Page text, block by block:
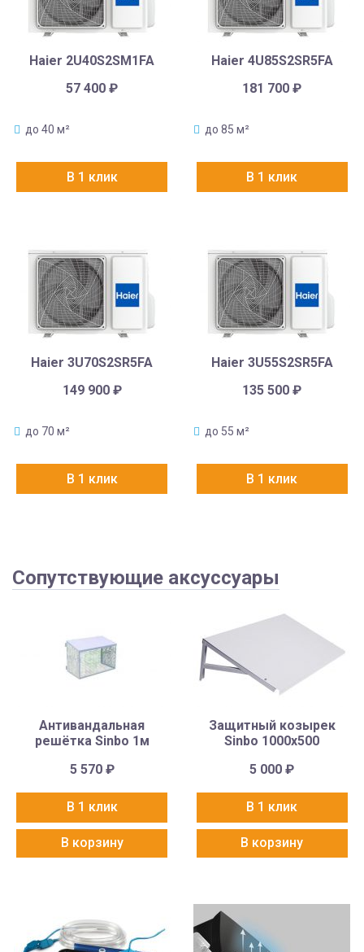
Haier 2U40S2SM1FA
57 400₽
до 40 м²
В 1 клик
Haier 4U85S2SR5FA
181 700₽
до 85 м²
В 1 клик
Haier 3U70S2SR5FA
149 900 ₽
до 70 м²
В 1 клик
Haier 3U55S2SR5FA
135 500₽
до 55 м²
В 1 клик
Сопутствующие аксуссуары
Антивандальная
решётка Sinbo 1м
5 570 ₽
В 1 клик
В корзину
Защитный козырек
Sinbo 1000х500
5 000₽
В 1 клик
В корзину